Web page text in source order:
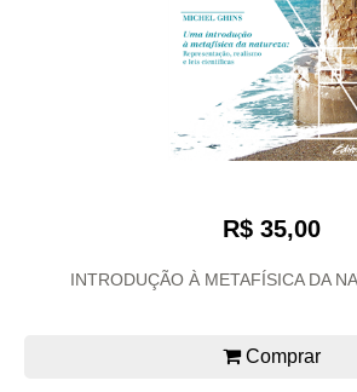
R$ 35,00
INTRODUÇÃO À METAFÍSICA DA
Comprar